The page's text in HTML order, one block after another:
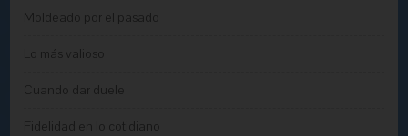
Moldeado por el pasado
Lo más valioso
Cuando dar duele
Fidelidad en lo cotidiano